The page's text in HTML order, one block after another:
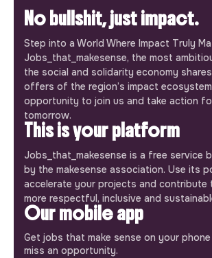
No bullshit, just impact.
Step into a World Where Impact Truly
Jobs_that_makesense, the most
the social and solidarity economy
offers of the region’s impact
opportunity to join us and take action
tomorrow.
This is your platform
Jobs_that_makesense is a free service
by the makesense association. Use its
accelerate your projects and contribute
more respectful, inclusive and
Our mobile app
Get jobs that make sense on your
miss an opportunity.